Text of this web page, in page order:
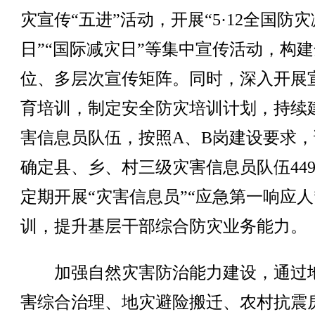
灾宣传“五进”活动，开展“5·12全国防
日”“国际减灾日”等集中宣传活动，构
位、多层次宣传矩阵。同时，深入开展
育培训，制定安全防灾培训计划，持续
害信息员队伍，按照A、B岗建设要求
确定县、乡、村三级灾害信息员队伍
定期开展“灾害信息员”“应急第一响应
训，提升基层干部综合防灾业务能力。
加强自然灾害防治能力建设，通过
害综合治理、地灾避险搬迁、农村抗震